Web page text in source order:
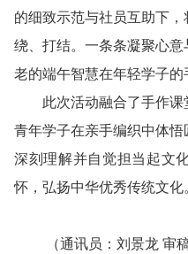
的细致示范与社员互助下
绕、打结。一条条凝聚心
老的端午智慧在年轻学子的
此次活动融合了手作
青年学子在亲手编织中体悟
深刻理解并自觉担当起文
怀，弘扬中华优秀传统文化
（通讯员：刘景龙 审